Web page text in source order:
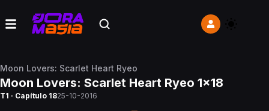
Moon Lovers: Scarlet Heart Ryeo
Moon Lovers: Scarlet Heart Ryeo 1x18
T1 · Capítulo 1825-10-2016